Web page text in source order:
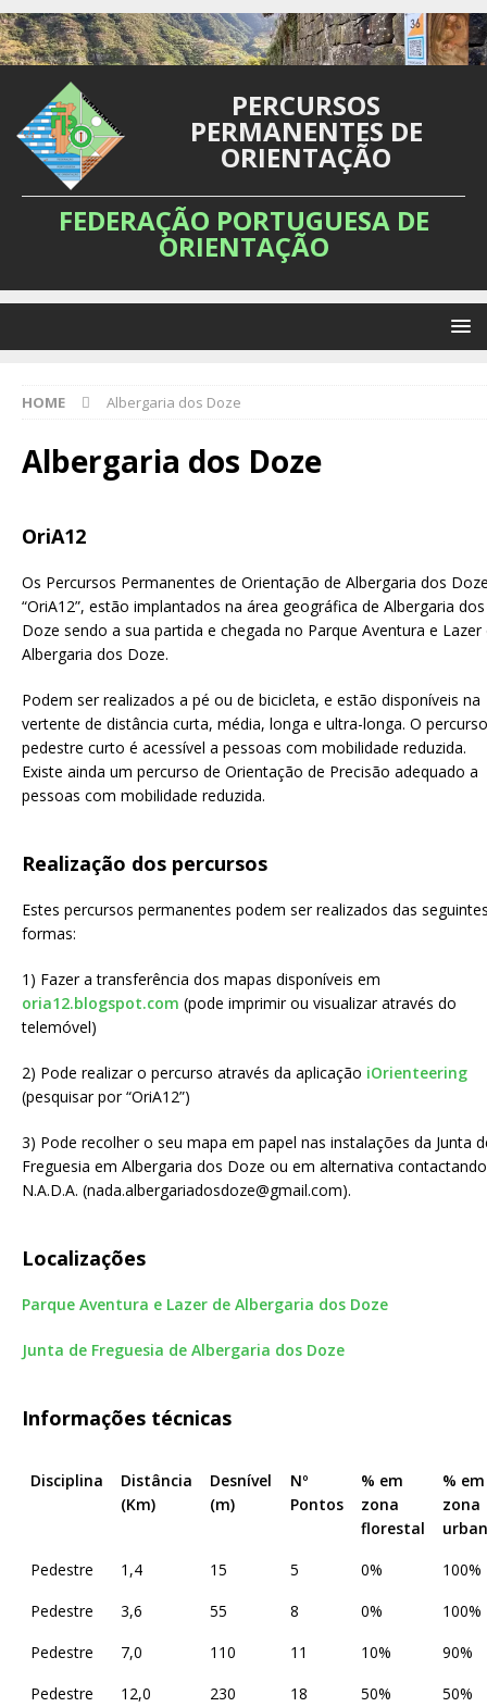
PERCURSOS
PERMANENTES DE
ORIENTAÇÃO
FEDERAÇÃO PORTUGUESA DE
ORIENTAÇÃO
HOME Albergaria dos Doze
Albergaria dos Doze
OriA12
Os Percursos Permanentes de Orientação de Albergaria dos
“OriA12”, estão implantados na área geográfica de Albergaria dos
Doze sendo a sua partida e chegada no Parque Aventura e Lazer
Albergaria dos Doze.
Podem ser realizados a pé ou de bicicleta, e estão disponíveis na
vertente de distância curta, média, longa e ultra-longa. O percurso
pedestre curto é acessível a pessoas com mobilidade reduzida.
Existe ainda um percurso de Orientação de Precisão adequado a
pessoas com mobilidade reduzida.
Realização dos percursos
Estes percursos permanentes podem ser realizados das
formas:
1) Fazer a transferência dos mapas disponíveis em
oria12.blogspot.com (pode imprimir ou visualizar através do
telemóvel)
2) Pode realizar o percurso através da aplicação iOrienteering
(pesquisar por “OriA12”)
3) Pode recolher o seu mapa em papel nas instalações da Junta
Freguesia em Albergaria dos Doze ou em alternativa
N.A.D.A. (nada.albergariadosdoze@gmail.com).
Localizações
Parque Aventura e Lazer de Albergaria dos Doze
Junta de Freguesia de Albergaria dos Doze
Informações técnicas
Disciplina
Distância
(Km)
Desnível
(m)
Nº
Pontos
% em
zona
florestal
% em
zona
Pedestre
1,4 15 5 0%
100%
Pedestre
3,6 55 8 0%
100%
Pedestre
7,0 110 11 10%
90%
Pedestre
12,0 230 18 50%
50%